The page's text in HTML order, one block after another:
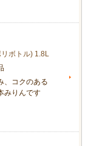
ボトル) 1.8L
、コクのある
みりんです